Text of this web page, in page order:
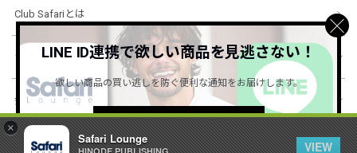
×
Safari Lounge
VIEW
Club Safariとは
ショッピングガイド
会社概要・規約
LINE ID連携で欲しい商品を見逃さない！
欲しい商品の買い逃しを防ぐ便利な通知をお届けします。
詳しくはこちら ＞